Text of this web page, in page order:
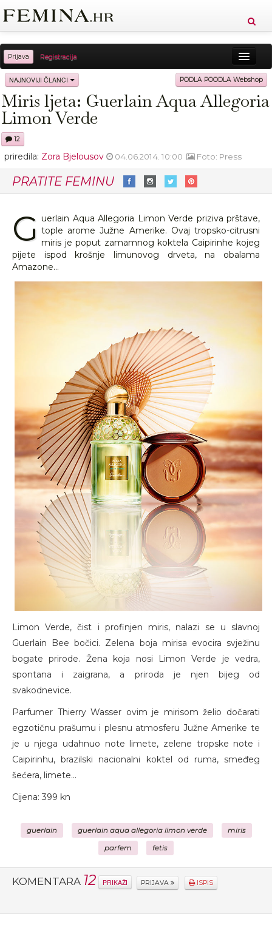
Prijava Registracija
Sreća Zdravlje Vitkost
Moda Ljubav Relax Putovanja Recepti
Proizvodi
NAJNOVIJI ČLANCI PODLA POODLA Webshop
Miris ljeta: Guerlain Aqua Allegoria
Limon Verde
12
priredila: Zora Bjelousov 04.06.2014. 10:00 Foto: Press
PRATITE FEMINU
G uerlain Aqua Allegoria Limon Verde priziva prštave,
tople arome Južne Amerike. Ovaj tropsko-citrusni
miris je poput zamamnog koktela Caipirinhe kojeg
pijete ispod krošnje limunovog drveta, na obalama
Amazone...
Limon Verde, čist i profinjen miris, nalazi se u slavnoj
Guerlain Bee bočici. Zelena boja mirisa evocira svježinu
bogate prirode. Žena koja nosi Limon Verde je vedra,
spontana i zaigrana, a priroda je njen bijeg od
svakodnevice.
Parfumer Thierry Wasser ovim je mirisom želio dočarati
egzotičnu prašumu i plesnu atmosferu Južne Amerike te
je u njega udahnuo note limete, zelene tropske note i
Caipirinhu, brazilski nacionalni koktel od ruma, smeđeg
šećera, limete...
Cijena: 399 kn
guerlain guerlain aqua allegoria limon verde miris
parfem fetis
KOMENTARA 12 PRIKAŽI PRIJAVA ISPIS